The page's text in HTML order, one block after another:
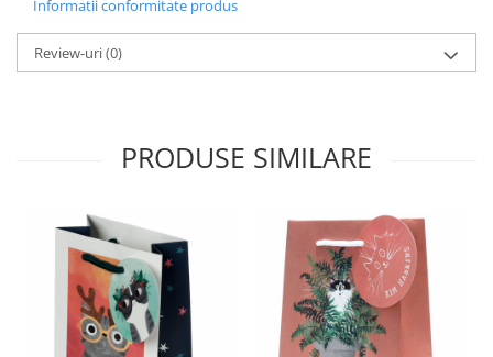
Informatii conformitate produs
Review-uri(0)
PRODUSE SIMILARE